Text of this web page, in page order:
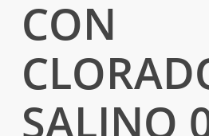
CON
SALINO